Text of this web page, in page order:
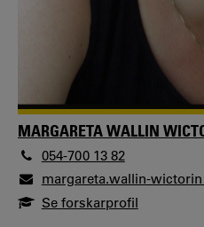
MARGARETA WALLIN
054-700 13 82
margareta.wallin-
Se forskarprofil